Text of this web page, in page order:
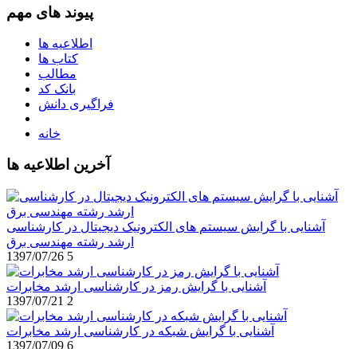
پیوند های مهم
اطلاعیه ها
کتاب ها
مطالب
بانک کد
فراگیری دانش
خانه
آخرین اطلاعیه ها
آشنایی با گرایش سیستم های الکترونیک دیجیتال در کارشناسی
ارشد رشته مهندسی برق
1397/07/26 5
آشنایی با گرایش رمز در کارشناسی ارشد مخابرات
1397/07/21 2
آشنایی با گرایش شبکه در کارشناسی ارشد مخابرات
1397/07/09 6